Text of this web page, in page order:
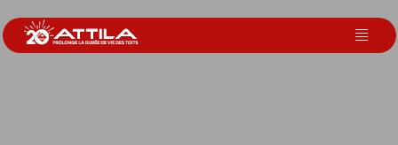
au
contenu